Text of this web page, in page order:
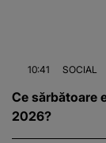
10:41 SOCIAL
Ce sărbătoare
2026?